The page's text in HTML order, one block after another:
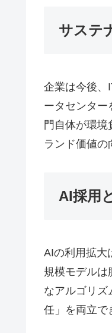
サステ
企業は今後、
ータセンター
門自体が環
ランド価値の
AI採用
AIの利用拡大
規模モデルは
なアルゴリズ
任」を両立で